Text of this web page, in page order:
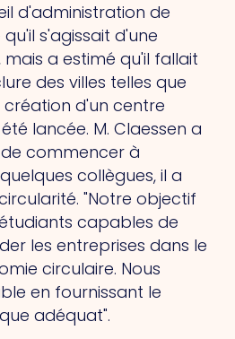
d'administration de
s'agissait d'une
mais a estimé qu'il fallait
des villes telles que
création d'un centre
lancée. M. Claessen a
commencer à
collègues, il a
"Notre objectif
capables de
les entreprises dans le
circulaire. Nous
en fournissant le
adéquat".